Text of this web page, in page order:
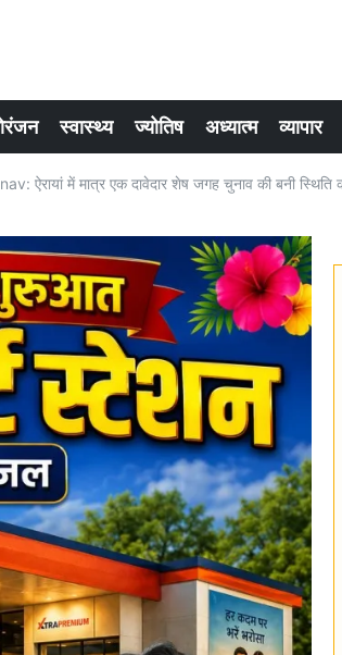
स्वास्थ्य ज्योतिष अध्यात्म व्यापार
ऐरायां में मात्र एक दावेदार शेष जगह चुनाव की बनी